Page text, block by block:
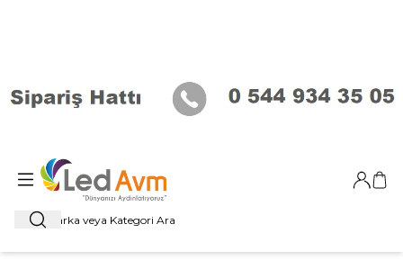
Ara
Giriş